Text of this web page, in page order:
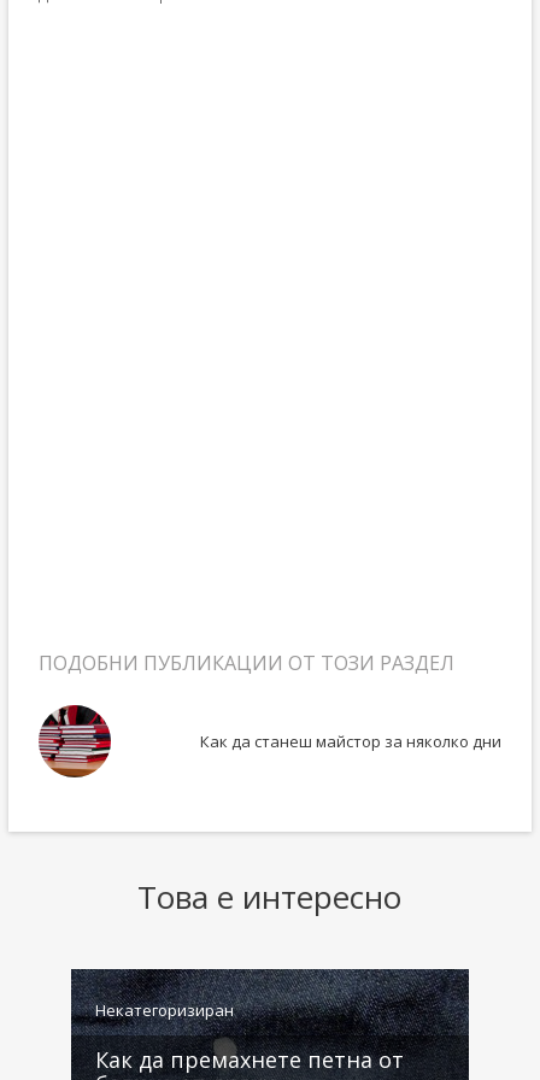
ПОДОБНИ ПУБЛИКАЦИИ ОТ ТОЗИ РАЗДЕЛ
Как да станеш майстор за няколко дни
Това е интересно
Некатегоризиран
Как да премахнете петна от